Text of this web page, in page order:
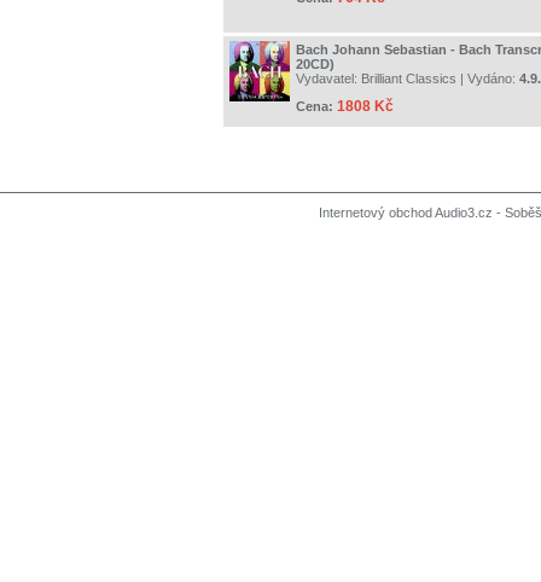
Bach Johann Sebastian - Bach
20CD)
Vydavatel: Brilliant Classics | Vydáno:
Cena: 1808 Kč
Internetový obchod Audio3.cz -